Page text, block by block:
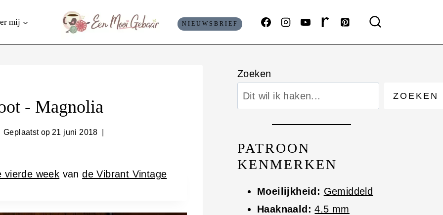
mij NIEUWSBRIEF
- Magnolia
Geplaatst op 21 juni 2018
vierde week vande Vibrant Vintage
Zoeken
ZOEKEN
PATROON
KENMERKEN
Moeilijkheid: Gemiddeld
Haaknaald: 4.5 mm